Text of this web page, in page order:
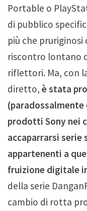
Portable o
di pubblico
più che
riscontro lontano
riflettori. Ma, con
diretto, è stata
prodotti Sony nei
accaparrarsi serie
appartenenti a
fruizione digitale
della serie
cambio di rotta